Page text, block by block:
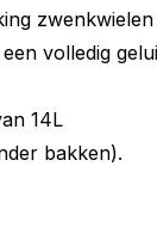
volledig
14L
bakken).